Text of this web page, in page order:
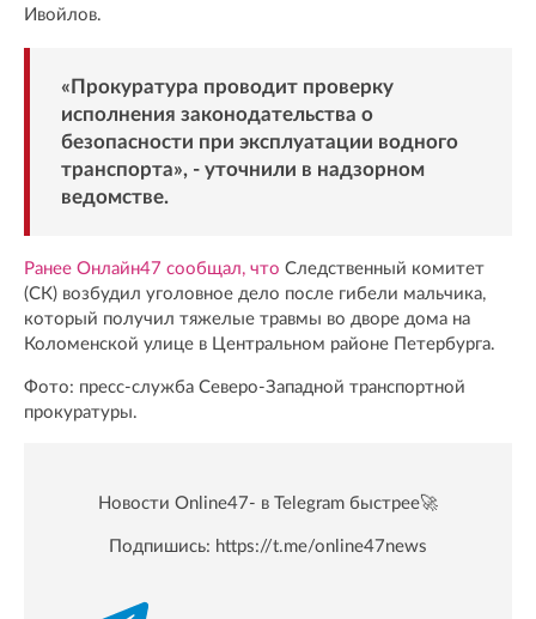
Ивойлов.
«Прокуратура проводит проверку
исполнения законодательства о
безопасности при эксплуатации водного
транспорта», - уточнили в надзорном
ведомстве.
Ранее Онлайн47 сообщал, что Следственный комитет
(СК) возбудил уголовное дело после гибели мальчика,
который получил тяжелые травмы во дворе дома на
Коломенской улице в Центральном районе Петербурга.
Фото: пресс-служба Северо-Западной транспортной
прокуратуры.
Новости Online47- в Telegram быстрее🚀
Подпишись: https://t.me/online47news